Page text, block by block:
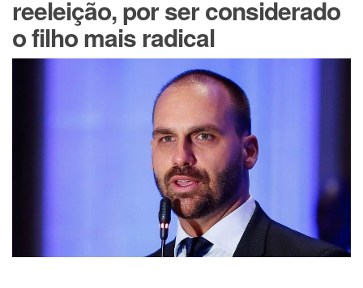
reeleição, por ser considerado
o filho mais radical